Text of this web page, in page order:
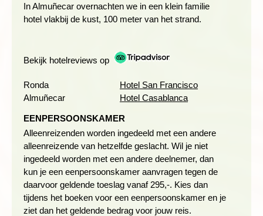
van UNESCO. Het landschap varieert van hoge bergen,
Spaanse zilversparren en diepe kloven. Het is een onbewoond
omgeving is zijn er veel grotten en spelonken ontstaan.
Afstand: 10 kilometer
Wandelduur: ca. 4 uur
Dag 5 Ronda - wandeling El Caminito del Rey
In Almuñecar overnachten we in een klein familie
hotel vlakbij de kust, 100 meter van het strand.
Bekijk hotelreviews op
Ronda
Hotel San Francisco
Almuñecar
Hotel Casablanca
EENPERSOONSKAMER
Alleenreizenden worden ingedeeld met een andere
alleenreizende van hetzelfde geslacht. Wil je niet
ingedeeld worden met een andere deelnemer, dan
kun je een eenpersoonskamer aanvragen tegen de
daarvoor geldende toeslag vanaf 295,-. Kies dan
tijdens het boeken voor een eenpersoonskamer en je
ziet dan het geldende bedrag voor jouw reis.